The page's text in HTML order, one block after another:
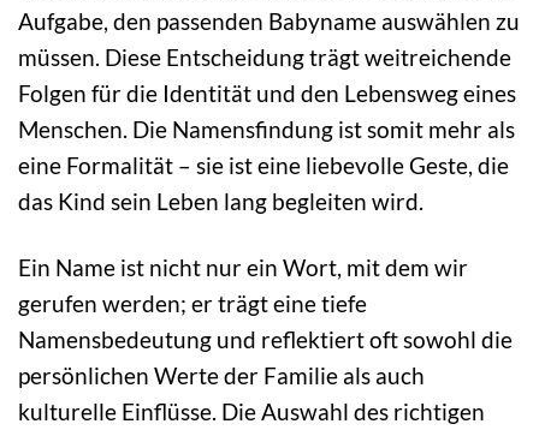
Aufgabe, den passenden Babyname auswählen zu
müssen. Diese Entscheidung trägt weitreichende
Folgen für die Identität und den Lebensweg eines
Menschen. Die Namensfindung ist somit mehr als
eine Formalität – sie ist eine liebevolle Geste, die
das Kind sein Leben lang begleiten wird.
Ein Name ist nicht nur ein Wort, mit dem wir
gerufen werden; er trägt eine tiefe
Namensbedeutung und reflektiert oft sowohl die
persönlichen Werte der Familie als auch
kulturelle Einflüsse. Die Auswahl des richtigen